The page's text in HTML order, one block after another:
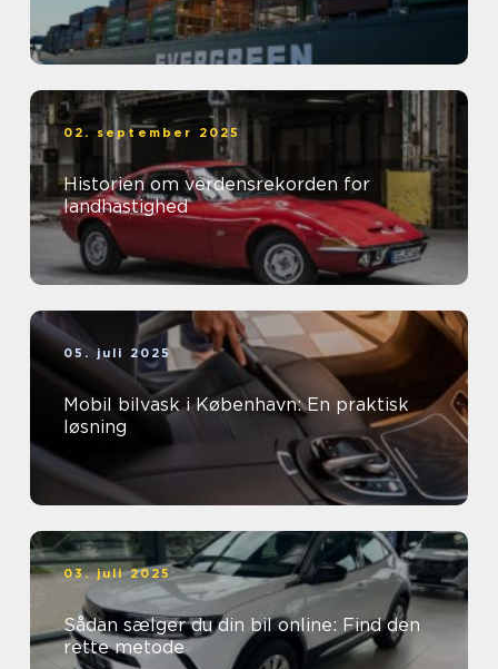
02. september 2025
Historien om verdensrekorden for
landhastighed
05. juli 2025
Mobil bilvask i København: En praktisk
løsning
03. juli 2025
Sådan sælger du din bil online: Find den
rette metode